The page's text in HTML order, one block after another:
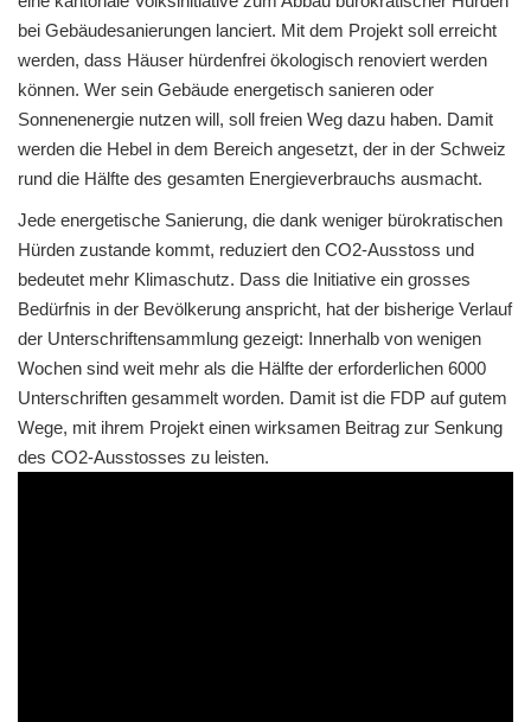
bei Gebäudesanierungen lanciert. Mit dem Projekt soll erreicht
werden, dass Häuser hürdenfrei ökologisch renoviert werden
können. Wer sein Gebäude energetisch sanieren oder
Sonnenenergie nutzen will, soll freien Weg dazu haben. Damit
werden die Hebel in dem Bereich angesetzt, der in der Schweiz
rund die Hälfte des gesamten Energieverbrauchs ausmacht.
Jede energetische Sanierung, die dank weniger bürokratischen
Hürden zustande kommt, reduziert den CO2-Ausstoss und
bedeutet mehr Klimaschutz. Dass die Initiative ein grosses
Bedürfnis in der Bevölkerung anspricht, hat der bisherige Verlauf
der Unterschriftensammlung gezeigt: Innerhalb von wenigen
Wochen sind weit mehr als die Hälfte der erforderlichen 6000
Unterschriften gesammelt worden. Damit ist die FDP auf gutem
Wege, mit ihrem Projekt einen wirksamen Beitrag zur Senkung
des CO2-Ausstosses zu leisten.